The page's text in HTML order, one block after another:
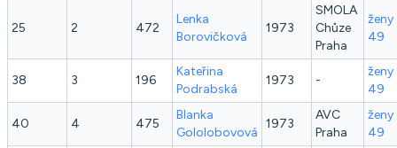
25 2 472
Lenka
Borovičková
1973
SMOLA
Chůze
Praha
49
38 3 196
Kateřina
Podrabská
1973 -
49
40 4 475
Blanka
Gololobovová
1973
AVC
Praha
49